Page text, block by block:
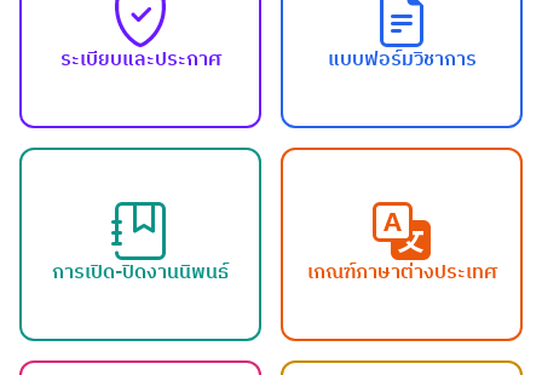
ระเบียบและประกาศ แบบฟอร์มวิชาการ
การเปิด-ปิดงานนิพนธ์ เกณฑ์ภาษาต่างประเทศ